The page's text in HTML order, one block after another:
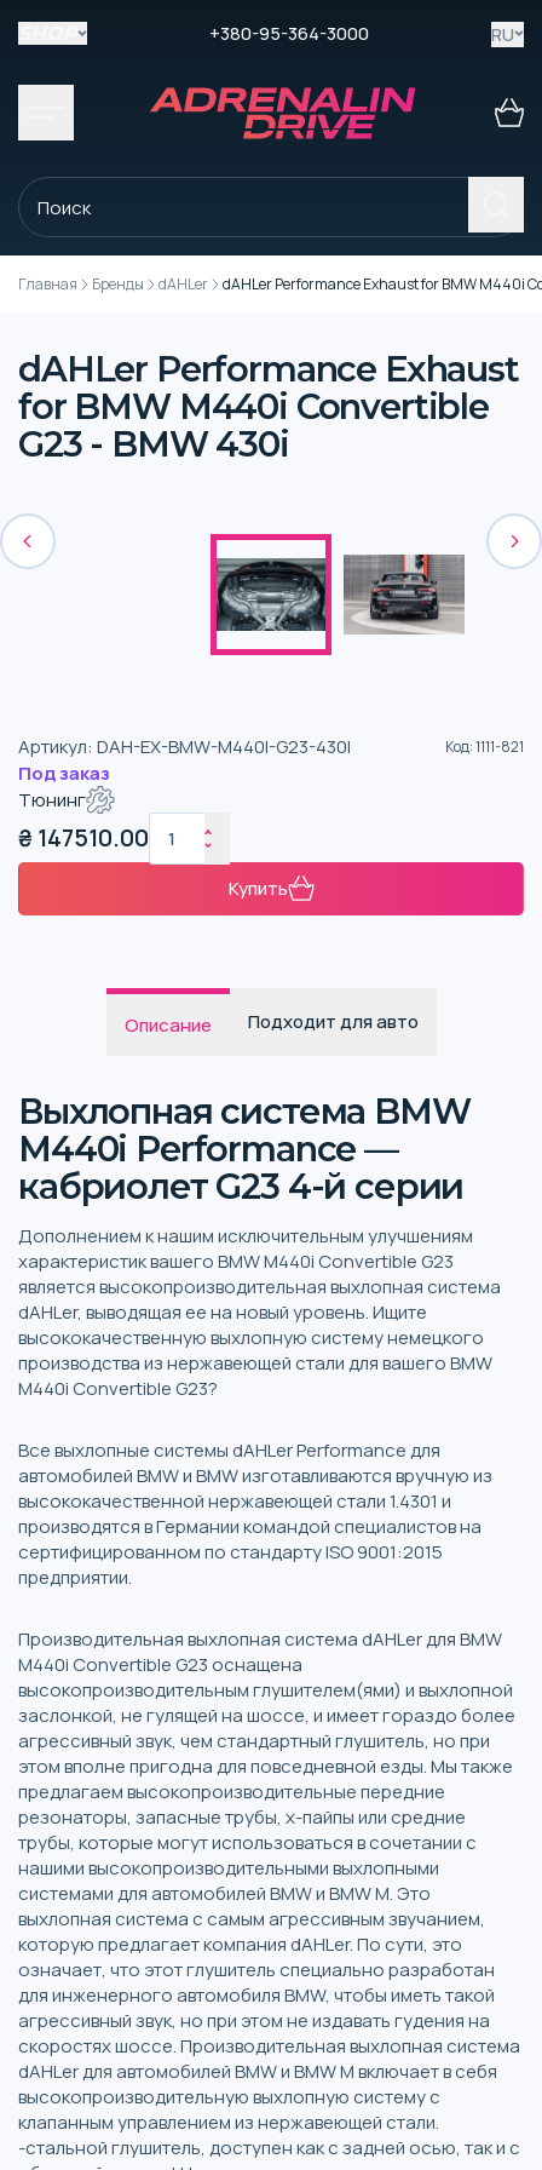
+380-95-364-3000 RU
Главная Бренды dAHLer dAHLer Performance Exhaust for BMW M440i
dAHLer Performance Exhaust
for BMW M440i Convertible
G23 - BMW 430i
Артикул: DAH-EX-BMW-M440I-G23-430I Код:1111-821
Под заказ
Тюнинг
₴ 147510.00
Купить
Описание Подходит для авто
Выхлопная система BMW
M440i Performance —
кабриолет G23 4-й серии
Дополнением к нашим исключительным улучшениям
характеристик вашего BMW M440i Convertible G23
является высокопроизводительная выхлопная система
dAHLer, выводящая ее на новый уровень. Ищите
высококачественную выхлопную систему немецкого
производства из нержавеющей стали для вашего BMW
M440i Convertible G23?
Все выхлопные системы dAHLer Performance для
автомобилей BMW и BMW изготавливаются вручную из
высококачественной нержавеющей стали 1.4301 и
производятся в Германии командой специалистов на
сертифицированном по стандарту ISO 9001:2015
предприятии.
Производительная выхлопная система dAHLer для BMW
M440i Convertible G23 оснащена
высокопроизводительным глушителем(ями) и выхлопной
заслонкой, не гулящей на шоссе, и имеет гораздо более
агрессивный звук, чем стандартный глушитель, но при
этом вполне пригодна для повседневной езды. Мы также
предлагаем высокопроизводительные передние
резонаторы, запасные трубы, x-пайпы или средние
трубы, которые могут использоваться в сочетании с
нашими высокопроизводительными выхлопными
системами для автомобилей BMW и BMW M. Это
выхлопная система с самым агрессивным звучанием,
которую предлагает компания dAHLer. По сути, это
означает, что этот глушитель специально разработан
для инженерного автомобиля BMW, чтобы иметь такой
агрессивный звук, но при этом не издавать гудения на
скоростях шоссе. Производительная выхлопная система
dAHLer для автомобилей BMW и BMW M включает в себя
высокопроизводительную выхлопную систему с
клапанным управлением из нержавеющей стали.
-стальной глушитель, доступен как с задней осью, так и с